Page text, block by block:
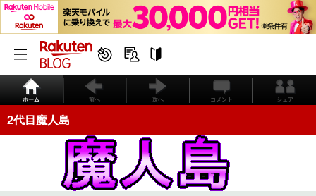
ホーム 前へ 次へ コメント シェア
2代目魔人島